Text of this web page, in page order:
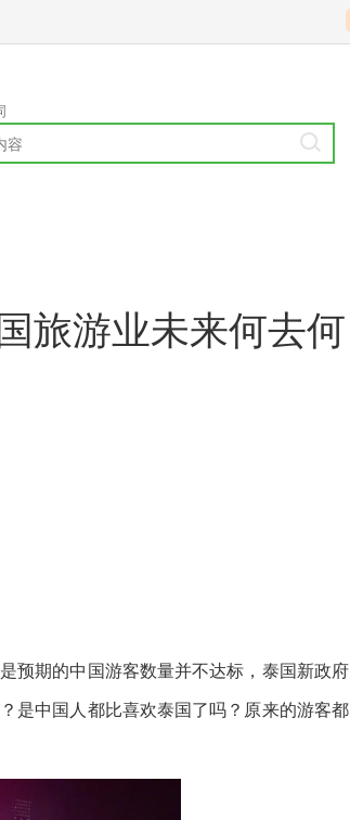
旅游业未来何去何
预期的中国游客数量并不达标，泰国新政府
是中国人都比喜欢泰国了吗？原来的游客都